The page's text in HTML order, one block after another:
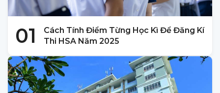
01
Cách Tính Điểm Từng Học Kì Để Đăng Kí
Thi HSA Năm 2025